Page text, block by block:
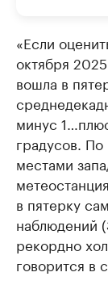
«Если
октября
вошла в
минус
градусов. По
местами
в пятерку
наблюдений
рекордно
говорится в